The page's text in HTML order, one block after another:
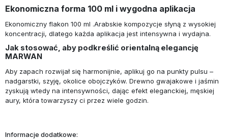
Ekonomiczna forma 100 ml i wygodna aplikacja
Ekonomiczny flakon 100 ml .Arabskie kompozycje słyną z wysokiej
koncentracji, dlatego każda aplikacja jest intensywna i wydajna.
Jak stosować, aby podkreślić orientalną elegancję
MARWAN
Aby zapach rozwijał się harmonijnie, aplikuj go na punkty pulsu –
nadgarstki, szyję, okolice obojczyków. Drewno gwajakowe i jaśmin
zyskują wtedy na intensywności, dając efekt eleganckiej, męskiej
aury, która towarzyszy ci przez wiele godzin.
Informacje dodatkowe: